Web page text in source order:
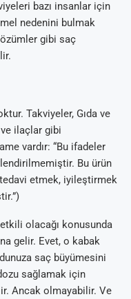
bazı insanlar için
nedenini bulmak
gibi saç
Takviyeler, Gıda ve
ilaçlar gibi
vardır: “Bu ifadeler
Bu ürün
etmek, iyileştirmek
olacağı konusunda
gelir. Evet, o kabak
saç büyümesini
sağlamak için
Ancak olmayabilir. Ve